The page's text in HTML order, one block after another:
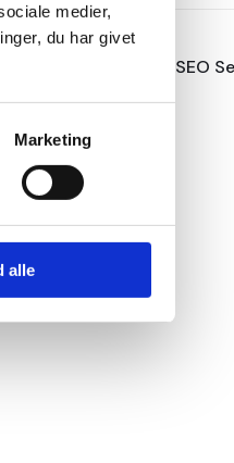
medier,
du har givet
Marketing
alle
Lavet af SEO